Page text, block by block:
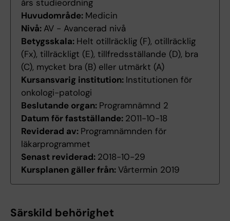
års studieordning
Huvudområde: Medicin
Nivå: AV - Avancerad nivå
Betygsskala: Helt otillräcklig (F), otillräcklig
(Fx), tillräckligt (E), tillfredsställande (D), bra
(C), mycket bra (B) eller utmärkt (A)
Kursansvarig institution: Institutionen för
onkologi-patologi
Beslutande organ: Programnämnd 2
Datum för fastställande: 2011-10-18
Reviderad av: Programnämnden för
läkarprogrammet
Senast reviderad: 2018-10-29
Kursplanen gäller från:Vårtermin 2019
Särskild behörighet